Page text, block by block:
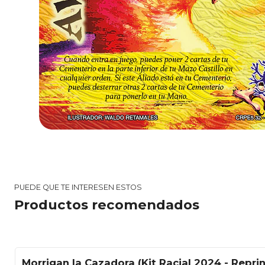
PUEDE QUE TE INTERESEN ESTOS
Productos recomendados
Morrigan la Cazadora (Kit Racial 2024 -